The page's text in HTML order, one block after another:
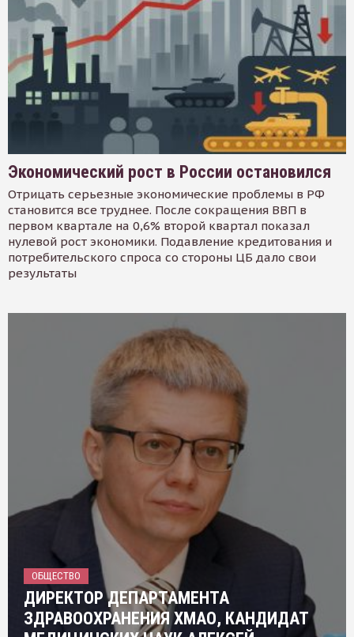
Экономический рост в России остановился
Отрицать серьезные экономические проблемы в РФ
становится все труднее. После сокращения ВВП в
первом квартале на 0,6% второй квартал показал
нулевой рост экономики. Подавление кредитования и
потребительского спроса со стороны ЦБ дало свои
результаты
ОБЩЕСТВО
ДИРЕКТОР ДЕПАРТАМЕНТА
ЗДРАВООХРАНЕНИЯ ХМАО, КАНДИДАТ